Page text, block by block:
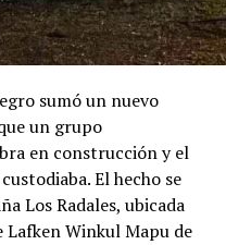
sumó un nuevo
un grupo
en construcción y el
El hecho se
Los Radales, ubicada
Lafken Winkul Mapu de